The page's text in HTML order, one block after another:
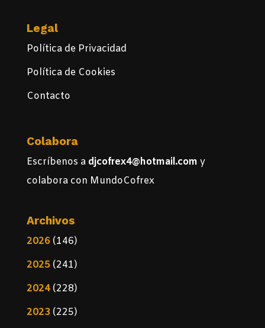
Legal
Política de Privacidad
Política de Cookies
Contacto
Colabora
Escríbenos a djcofrex4@hotmail.com y
colabora con MundoCofrex
Archivos
2026(146)
2025(241)
2024(228)
2023(225)